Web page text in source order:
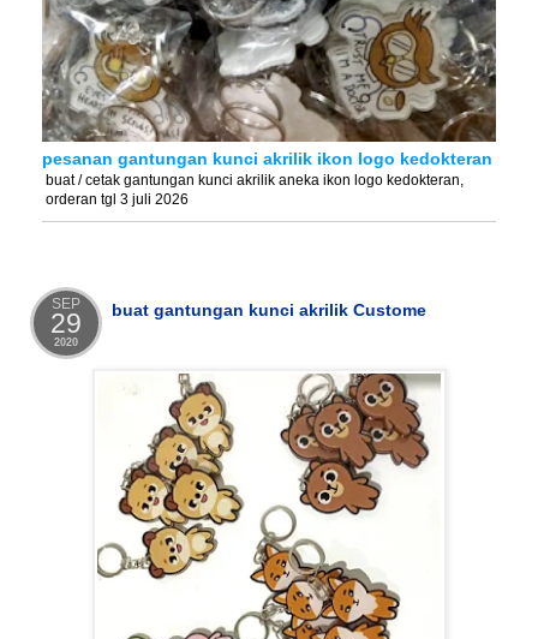
pesanan gantungan kunci akrilik ikon logo kedokteran
buat / cetak gantungan kunci akrilik aneka ikon logo kedokteran,
orderan tgl 3 juli 2026
SEP
29
2020
buat gantungan kunci akrilik Custome